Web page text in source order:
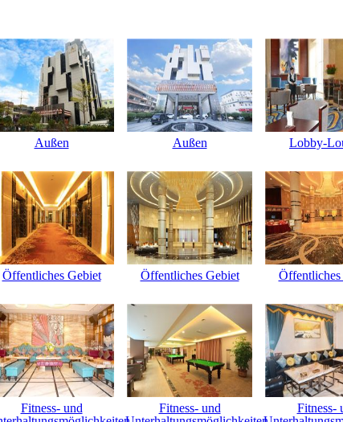
Außen Außen Lobby-
Öffentliches Gebiet Öffentliches Gebiet Öffentliches
Fitness- und
Fitness- und
Fitness-